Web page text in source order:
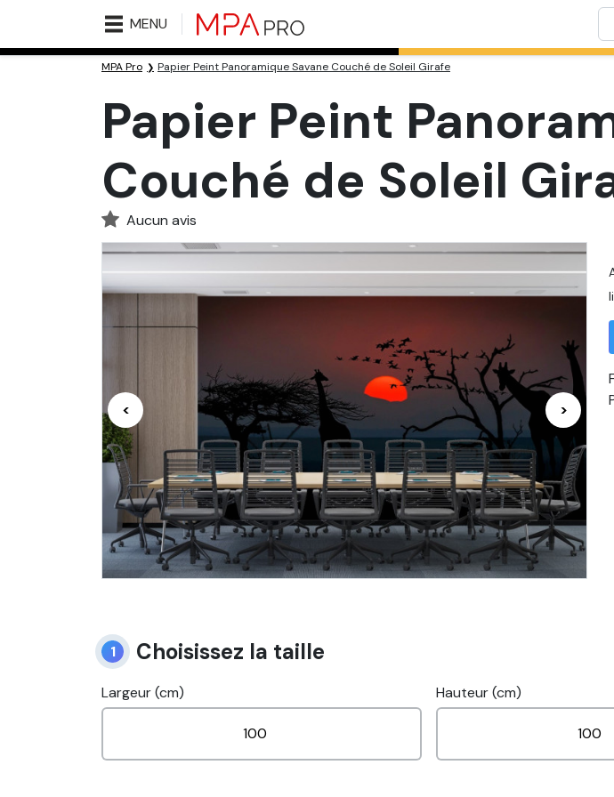
MENU
MPA Pro Papier Peint Panoramique Savane Couché de Soleil Girafe
Papier Peint
Couché de Soleil
Aucun avis
< >
1 Choisissez la taille
Largeur (cm) Hauteur (cm)